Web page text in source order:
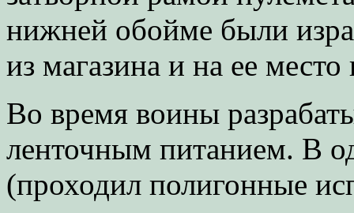
нижней обойме были
из магазина и на ее
Во время воины
ленточным питанием. В
(проходил полигонные